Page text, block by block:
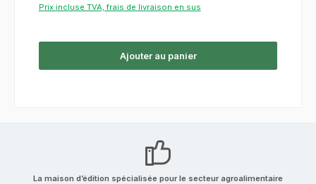
Prix incluse TVA, frais de livraison en sus
Ajouter au panier
La maison d’édition spécialisée pour le secteur agroalimentaire